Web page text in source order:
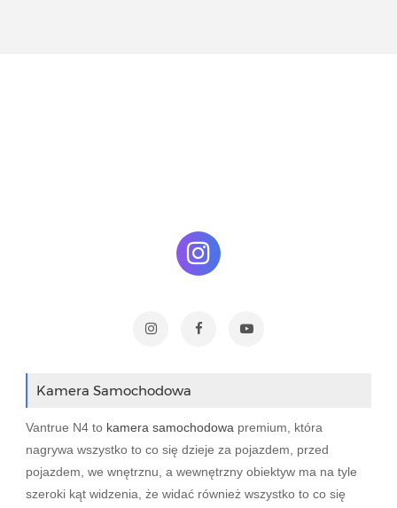
Kamera Samochodowa
Vantrue N4 to kamera samochodowapremium, która
nagrywa wszystko to co się dzieje za pojazdem, przed
pojazdem, we wnętrznu, a wewnętrzny obiektyw ma na tyle
szeroki kąt widzenia, że widać również wszystko to co się